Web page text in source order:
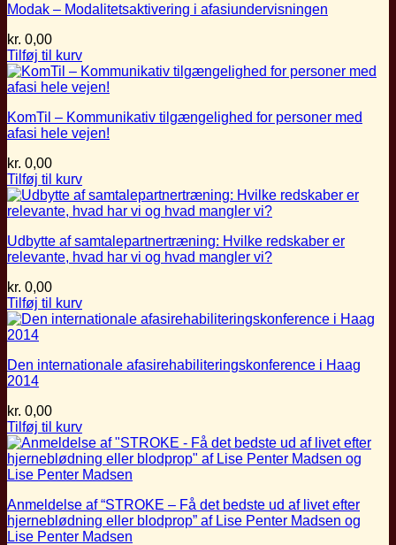
Modak – Modalitetsaktivering i afasiundervisningen
kr. 0,00
Tilføj til kurv
KomTil – Kommunikativ tilgængelighed for personer med
afasi hele vejen!
kr. 0,00
Tilføj til kurv
Udbytte af samtalepartnertræning: Hvilke redskaber er
relevante, hvad har vi og hvad mangler vi?
kr. 0,00
Tilføj til kurv
Den internationale afasirehabiliteringskonference i Haag
2014
kr. 0,00
Tilføj til kurv
Anmeldelse af “STROKE – Få det bedste ud af livet efter
hjerneblødning eller blodprop” af Lise Penter Madsen og
Lise Penter Madsen